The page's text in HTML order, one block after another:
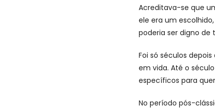
Acreditava-se que
ele era um
poderia ser digno de
Foi só séculos
em vida. Até o
específicos para
No período pós-